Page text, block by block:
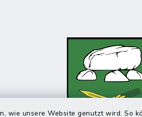
wie unsere Website genutzt wird. So